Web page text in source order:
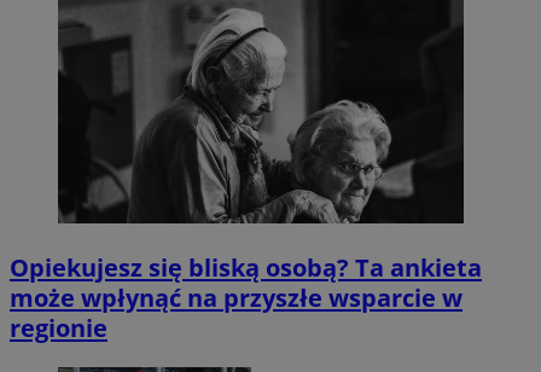
Opiekujesz się bliską osobą? Ta ankieta
może wpłynąć na przyszłe wsparcie w
regionie